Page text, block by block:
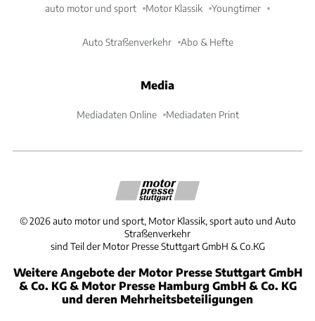
auto motor und sport Motor Klassik Youngtimer
Auto Straßenverkehr Abo & Hefte
Media
Mediadaten Online Mediadaten Print
©2026 auto motor und sport, Motor Klassik, sport auto und Auto
Straßenverkehr
sind Teil der Motor Presse Stuttgart GmbH & Co.KG
Weitere Angebote der Motor Presse Stuttgart GmbH
& Co. KG & Motor Presse Hamburg GmbH & Co. KG
und deren Mehrheitsbeteiligungen